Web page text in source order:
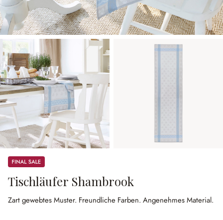
Sale
Tischläufer Shambrook
Zart gewebtes Muster. Freundliche Farben. Angenehmes Material.